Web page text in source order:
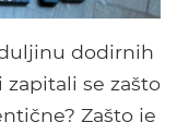
dodirnih
zapitali se zašto
Zašto je